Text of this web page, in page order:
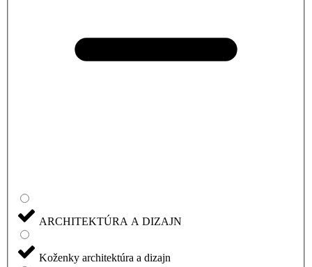
ARCHITEKTÚRA A DIZAJN
Koženky architektúra a dizajn